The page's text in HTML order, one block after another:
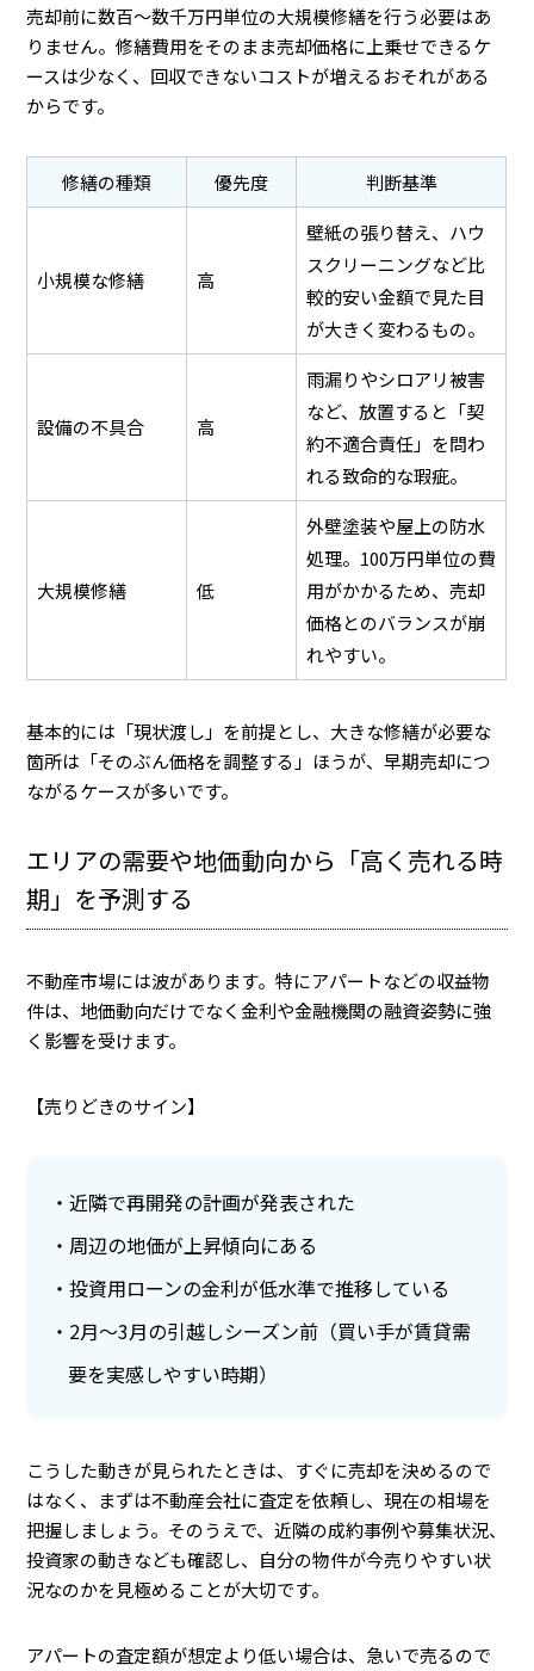
売却前に数百〜数千万円単位の大規模修繕を行う必要はあ
りません。修繕費用をそのまま売却価格に上乗せできるケ
ースは少なく、回収できないコストが増えるおそれがある
からです。
修繕の種類 優先度 判断基準
小規模な修繕 高
壁紙の張り替え、ハウ
スクリーニングなど比
較的安い金額で見た目
が大きく変わるもの。
設備の不具合 高
雨漏りやシロアリ被害
など、放置すると「契
約不適合責任」を問わ
れる致命的な瑕疵。
大規模修繕 低
外壁塗装や屋上の防水
処理。100万円単位の費
用がかかるため、売却
価格とのバランスが崩
れやすい。
基本的には「現状渡し」を前提とし、大きな修繕が必要な
箇所は「そのぶん価格を調整する」ほうが、早期売却につ
ながるケースが多いです。
エリアの需要や地価動向から「高く売れる時
期」を予測する
不動産市場には波があります。特にアパートなどの収益物
件は、地価動向だけでなく金利や金融機関の融資姿勢に強
く影響を受けます。
【売りどきのサイン】
近隣で再開発の計画が発表された
周辺の地価が上昇傾向にある
投資用ローンの金利が低水準で推移している
2月〜3月の引越しシーズン前（買い手が賃貸需
要を実感しやすい時期）
こうした動きが見られたときは、すぐに売却を決めるので
はなく、まずは不動産会社に査定を依頼し、現在の相場を
把握しましょう。そのうえで、近隣の成約事例や募集状況、
投資家の動きなども確認し、自分の物件が今売りやすい状
況なのかを見極めることが大切です。
アパートの査定額が想定より低い場合は、急いで売るので